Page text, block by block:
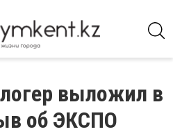
выложил в
об ЭКСПО